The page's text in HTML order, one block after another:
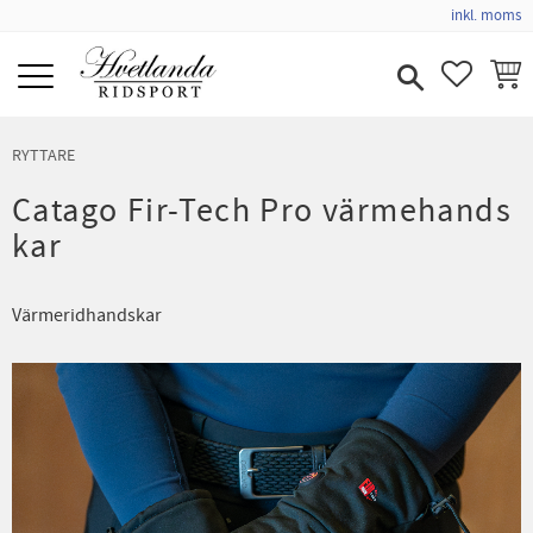
inkl. moms
RYTTARE
Catago Fir-Tech Pro värmehands
kar
Värmeridhandskar